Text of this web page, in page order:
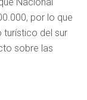
por lo que
turístico del sur
sobre las